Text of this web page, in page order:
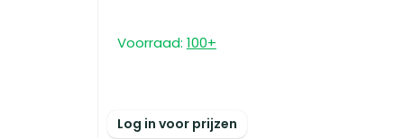
Voorraad: 100+
Log in voor prijzen